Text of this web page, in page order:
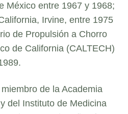
México entre 1967 y 1968;
Irvine, entre 1975
de Propulsión a Chorro
de California (CALTECH)
de la Academia
del Instituto de Medicina